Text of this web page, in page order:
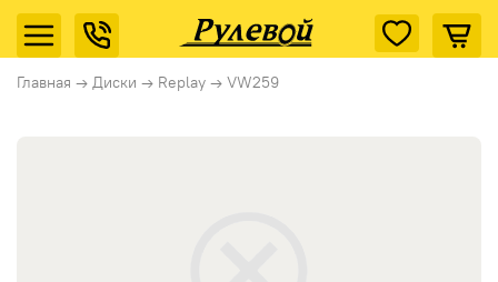
Главная → Диски → Replay → VW259